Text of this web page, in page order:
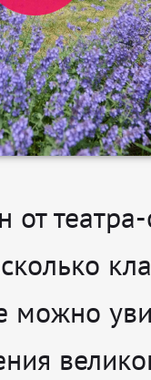
театра-
можно